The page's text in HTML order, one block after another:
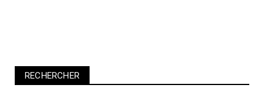
RECHERCHER